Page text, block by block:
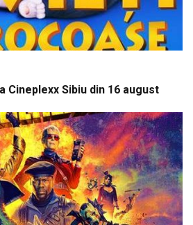
Cineplexx Sibiu din 16 august